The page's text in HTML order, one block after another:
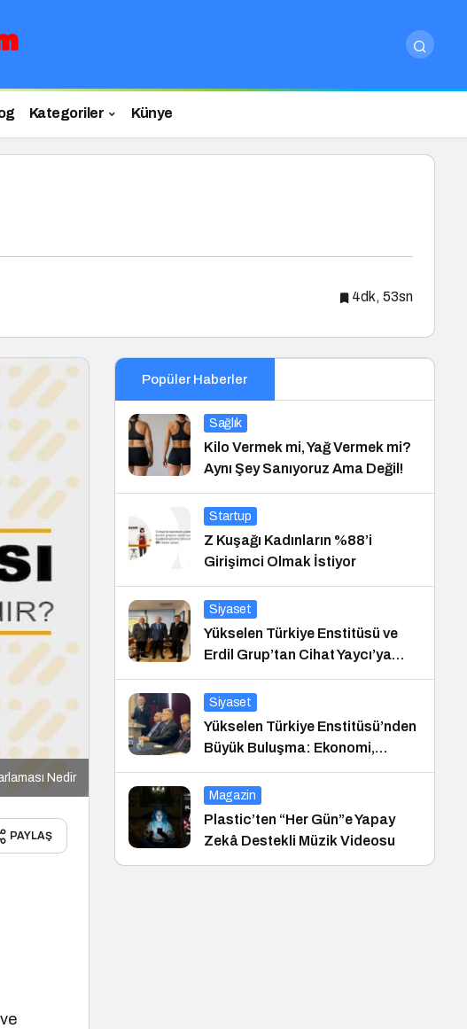
Kategoriler Künye
4dk, 53sn
Nedir
PAYLAŞ
Popüler Haberler
Sağlık
Kilo Vermek mi, Yağ Vermek mi?
Aynı Şey Sanıyoruz Ama Değil!
Startup
Z Kuşağı Kadınların %88’i
Girişimci Olmak İstiyor
Siyaset
Yükselen Türkiye Enstitüsü ve
Erdil Grup’tan Cihat Yaycı’ya
Anlamlı Ziyaret
Siyaset
Yükselen Türkiye Enstitüsü’nden
Büyük Buluşma: Ekonomi,
Güvenlik Politikaları ve Hukuk
Konferansı
Magazin
Plastic’ten “Her Gün”e Yapay
Zekâ Destekli Müzik Videosu